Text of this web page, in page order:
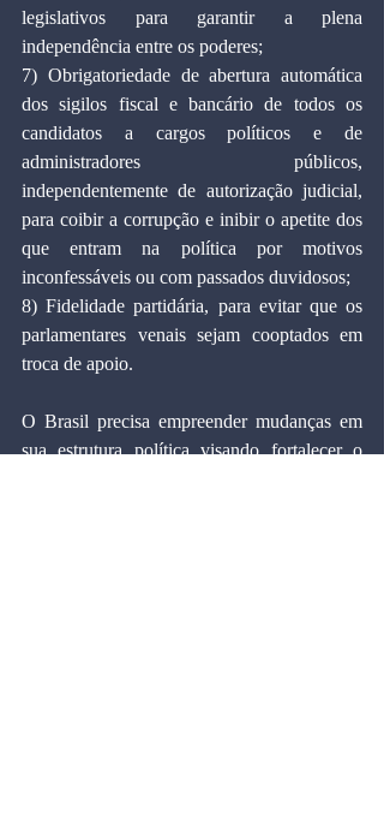
legislativos para garantir a plena
independência entre os poderes;
7) Obrigatoriedade de abertura automática
dos sigilos fiscal e bancário de todos os
candidatos a cargos políticos e de
administradores públicos,
independentemente de autorização judicial,
para coibir a corrupção e inibir o apetite dos
que entram na política por motivos
inconfessáveis ou com passados duvidosos;
8) Fidelidade partidária, para evitar que os
parlamentares venais sejam cooptados em
troca de apoio.
O Brasil precisa empreender mudanças em
sua estrutura política visando fortalecer o